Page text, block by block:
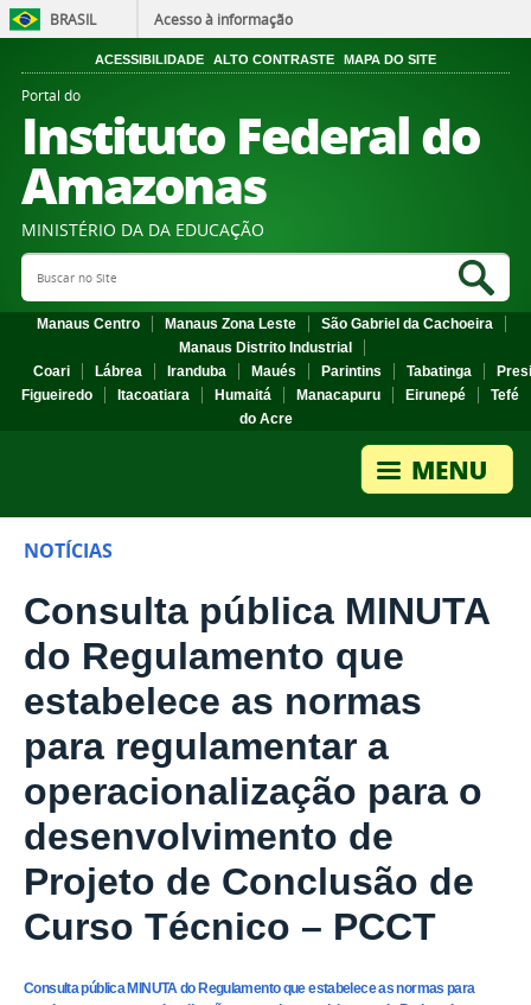
BRASIL Acesso à informação
ACESSIBILIDADE ALTO CONTRASTE MAPA DO SITE
Portal do
Instituto Federal do
Amazonas
MINISTÉRIO DA DA EDUCAÇÃO
Search Site
Manaus Centro Manaus Zona Leste
São Gabriel da Cachoeira
Manaus Distrito Industrial
Coari
Lábrea Iranduba Maués Parintins Tabatinga
Figueiredo
Itacoatiara Humaitá Manacapuru Eirunepé
Tefé
do Acre
NOTÍCIAS
Consulta pública MINUTA
do Regulamento que
estabelece as normas
para regulamentar a
operacionalização para o
desenvolvimento de
Projeto de Conclusão de
Curso Técnico – PCCT
Consulta pública MINUTA do Regulamento que estabelece as normas para